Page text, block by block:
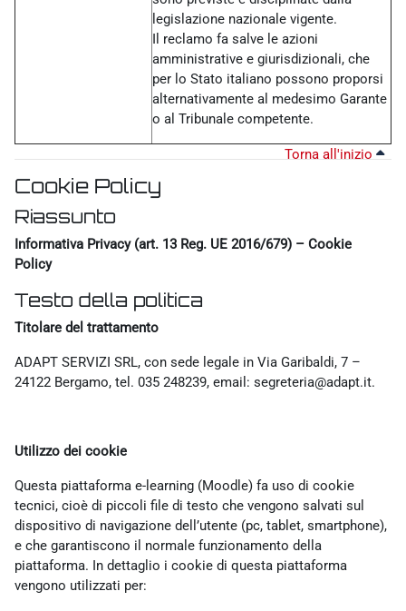
legislazione nazionale vigente.
Il reclamo fa salve le azioni
amministrative e giurisdizionali, che
per lo Stato italiano possono proporsi
alternativamente al medesimo Garante
o al Tribunale competente.
Torna all'inizio
Cookie Policy
Riassunto
Informativa Privacy (art. 13 Reg. UE 2016/679) – Cookie
Policy
Testo della politica
Titolare del trattamento
ADAPT SERVIZI SRL, con sede legale in Via Garibaldi, 7 –
24122 Bergamo, tel. 035 248239, email: segreteria@adapt.it.
Utilizzo dei cookie
Questa piattaforma e-learning (Moodle) fa uso di cookie
tecnici, cioè di piccoli file di testo che vengono salvati sul
dispositivo di navigazione dell’utente (pc, tablet, smartphone),
e che garantiscono il normale funzionamento della
piattaforma. In dettaglio i cookie di questa piattaforma
vengono utilizzati per: